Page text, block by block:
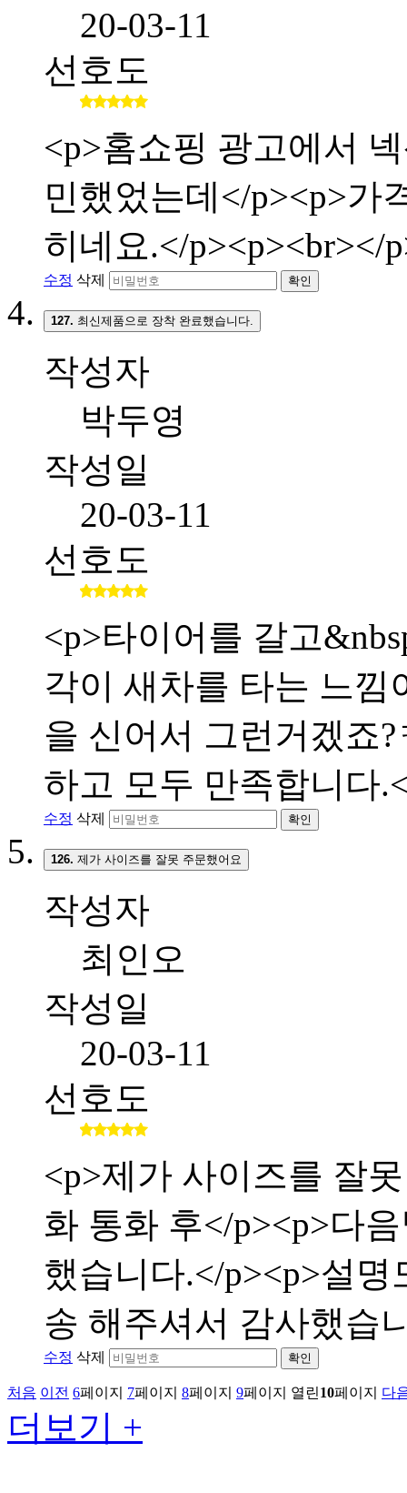
20-03-11
선호도
<p>홈쇼핑 광고에서
민했었는데</p><p>가
히네요.</p><p><br></
수정 삭제 확인
127. 최신제품으로 장착 완료했습니다.
작성자
박두영
작성일
20-03-11
선호도
<p>타이어를 갈고
각이 새차를 타는 느낌
을 신어서 그런거겠죠
하고 모두 만족합니다
수정 삭제 확인
126. 제가 사이즈를 잘못 주문했어요
작성자
최인오
작성일
20-03-11
선호도
<p>제가 사이즈를 잘
화 통화 후</p><p>다
했습니다.</p><p>설
송 해주셔서 감사했습
수정 삭제 확인
처음 이전 6페이지 7페이지 8페이지 9페이지 열린10페이지 다
더보기 +